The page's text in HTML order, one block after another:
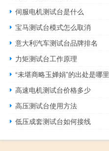
伺服电机测试台是什么
宝马测试台模式怎么取消
意大利汽车测试台品牌排名
力矩测试台工作原理
“未堪商略玉婵娟”的出处是哪里
高速电机测试台价格多少
高压测试台使用方法
低压成套测试台如何接线